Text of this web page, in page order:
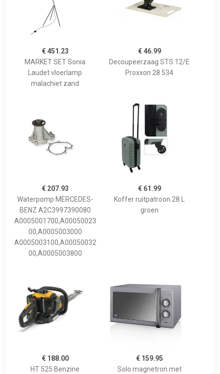
€ 451.23
MARKET SET Sonia
Laudet vloerlamp
malachiet zand
€ 46.99
Decoupeerzaag STS 12/E
Proxxon 28 534
€ 207.93
Waterpomp MERCEDES-
BENZ A2C3997390080
A0005001700,A00050023
00,A0005003000
A0005003100,A00050032
00,A0005003800
€ 61.99
Koffer ruitpatroon 28 L
groen
€ 188.00
HT 525 Benzine
€ 159.95
Solo magnetron met